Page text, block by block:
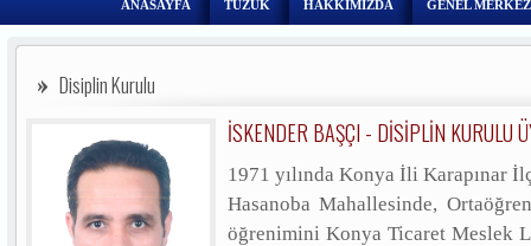
ANASAYFA TÜZÜK HAKKIMIZDA GENEL
Disiplin Kurulu
İSKENDER BAŞÇI - DİSİPLİN KURULU
1971 yılında Konya İli Karapınar
Hasanoba Mahallesinde,
öğrenimini Konya Ticaret Meslek